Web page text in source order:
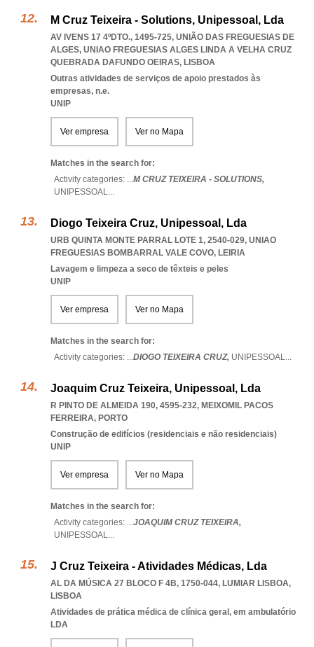
M Cruz Teixeira - Solutions, Unipessoal, Lda
AV IVENS 17 4ºDTO., 1495-725, UNIÃO DAS FREGUESIAS DE
ALGES, UNIAO FREGUESIAS ALGES LINDA A VELHA CRUZ
QUEBRADA DAFUNDO OEIRAS, LISBOA
Outras atividades de serviços de apoio prestados às
empresas, n.e.
UNIP
Ver empresa Ver no Mapa
Matches in the search for:
Activity categories: ...M CRUZ TEIXEIRA - SOLUTIONS,
UNIPESSOAL...
Diogo Teixeira Cruz, Unipessoal, Lda
URB QUINTA MONTE PARRAL LOTE 1, 2540-029, UNIAO
FREGUESIAS BOMBARRAL VALE COVO, LEIRIA
Lavagem e limpeza a seco de têxteis e peles
UNIP
Ver empresa Ver no Mapa
Matches in the search for:
Activity categories: ...DIOGO TEIXEIRA CRUZ, UNIPESSOAL...
Joaquim Cruz Teixeira, Unipessoal, Lda
R PINTO DE ALMEIDA 190, 4595-232, MEIXOMIL PACOS
FERREIRA, PORTO
Construção de edifícios (residenciais e não residenciais)
UNIP
Ver empresa Ver no Mapa
Matches in the search for:
Activity categories: ...JOAQUIM CRUZ TEIXEIRA,
UNIPESSOAL...
J Cruz Teixeira - Atividades Médicas, Lda
AL DA MÚSICA 27 BLOCO F 4B, 1750-044, LUMIAR LISBOA,
LISBOA
Atividades de prática médica de clínica geral, em ambulatório
LDA